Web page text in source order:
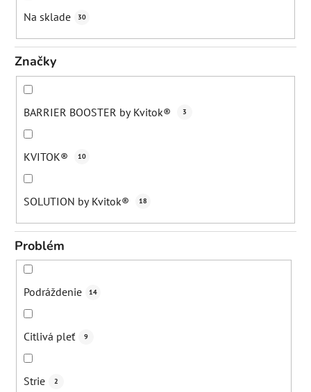
Na sklade 30
Značky
BARRIER BOOSTER by Kvitok® 3
KVITOK® 10
SOLUTION by Kvitok® 18
Problém
Podráždenie 14
Citlivá pleť 9
Strie 2